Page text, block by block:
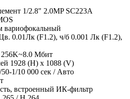
1/2.8" 2.0MP SC223А
вариофокальный
0.01Лк (F1.2), ч/б 0.001 Лк (F1.2),
256K~8.0 Мбит
1928 (H) x 1088 (V)
50-1/10 000 сек / Авто
встроенный ИК-фильтр